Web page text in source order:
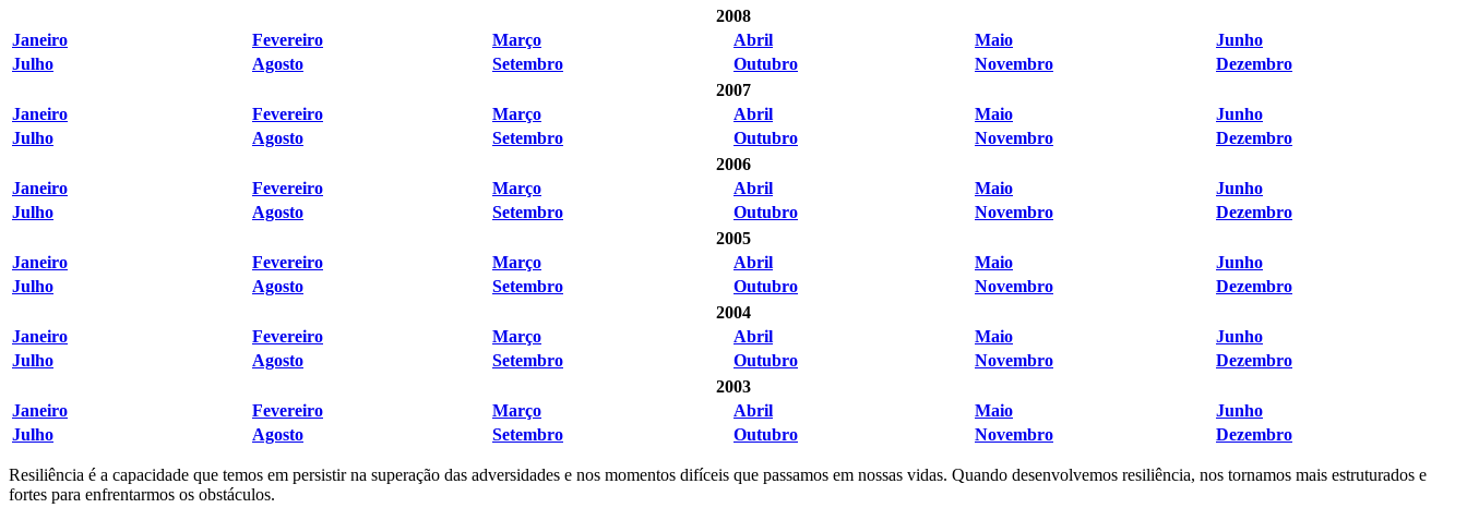
2008
Janeiro
Fevereiro Março Abril Maio
Junho
Julho
Agosto Setembro Outubro Novembro
Dezembro
2007
Janeiro
Fevereiro Março Abril Maio
Junho
Julho
Agosto Setembro Outubro Novembro
Dezembro
2006
Janeiro
Fevereiro Março Abril Maio
Junho
Julho
Agosto Setembro Outubro Novembro
Dezembro
2005
Janeiro
Fevereiro Março Abril Maio
Junho
Julho
Agosto Setembro Outubro Novembro
Dezembro
2004
Janeiro
Fevereiro Março Abril Maio
Junho
Julho
Agosto Setembro Outubro Novembro
Dezembro
2003
Janeiro
Fevereiro Março Abril Maio
Junho
Julho
Agosto Setembro Outubro Novembro Dezembro
Resiliência é a capacidade que temos em persistir na superação das adversidades e nos momentos difíceis que passamos em nossas vidas. Quando desenvolvemos resiliência, nos tornamos mais estruturados e
fortes para enfrentarmos os obstáculos.